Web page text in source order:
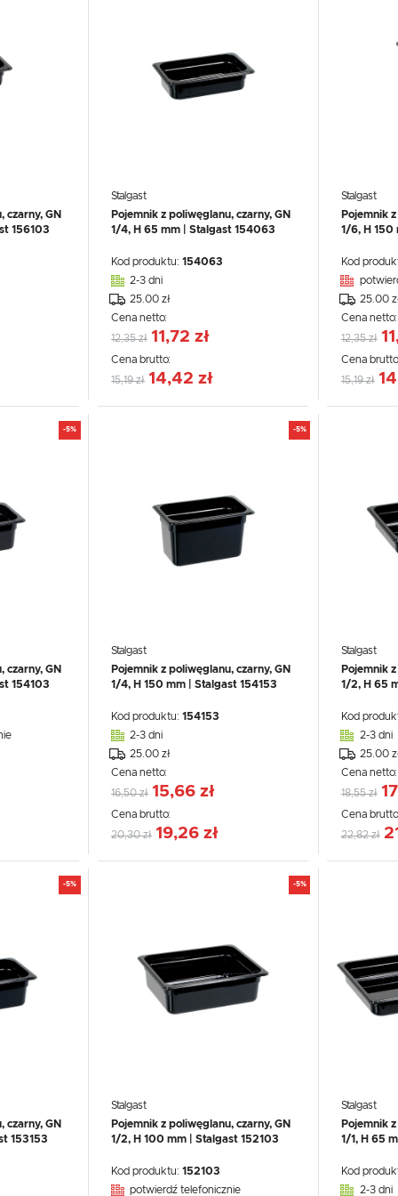
czarny, GN
156103
Stalgast
Pojemnik z poliwęglanu, czarny, GN
1/4, H 65 mm | Stalgast 154063
Kod produktu:154063
2-3 dni
25.00 zł
Cena netto:
12,35 zł 11,72 zł
Cena brutto:
15,19 zł 14,42 zł
Stalgast
Pojemnik
1/6, H 150
Kod
25.00
Cena netto:
12,35 zł
Cena
15,19 zł
-5%
czarny, GN
154103
-5%
Stalgast
Pojemnik z poliwęglanu, czarny, GN
1/4, H 150 mm | Stalgast 154153
Kod produktu:154153
2-3 dni
25.00 zł
Cena netto:
16,50 zł 15,66 zł
Cena brutto:
20,30 zł 19,26 zł
Stalgast
Pojemnik
1/2, H 65
Kod
2-3 dni
25.00
Cena netto:
18,55 zł
Cena
22,82 zł
-5%
czarny, GN
153153
-5%
Stalgast
Pojemnik z poliwęglanu, czarny, GN
1/2, H 100 mm | Stalgast 152103
Kod produktu:152103
potwierdź telefonicznie
Stalgast
Pojemnik
1/1, H 65
Kod
2-3 dni